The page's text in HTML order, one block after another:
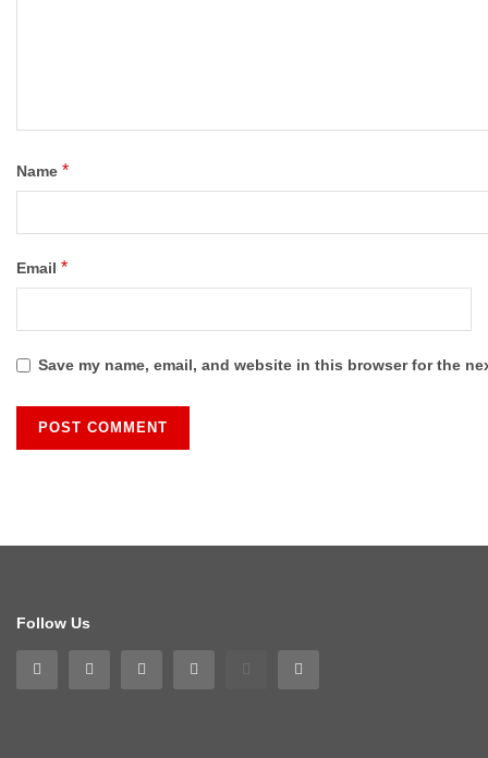
Name *
Email *
Save my name, email, and website in this browser for the
Follow Us